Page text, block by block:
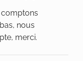
comptons
nous
merci.